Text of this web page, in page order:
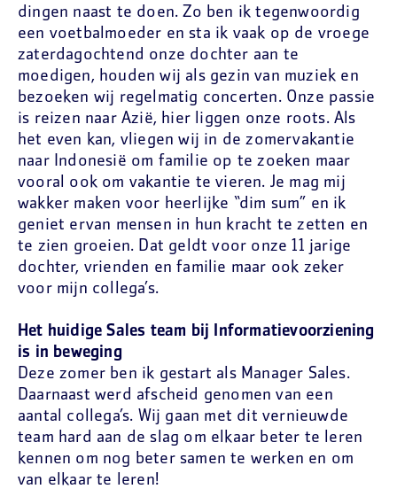
dingen naast te doen. Zo ben ik tegenwoordig
een voetbalmoeder en sta ik vaak op de vroege
zaterdagochtend onze dochter aan te
moedigen, houden wij als gezin van muziek en
bezoeken wij regelmatig concerten. Onze passie
is reizen naar Azië, hier liggen onze roots. Als
het even kan, vliegen wij in de zomervakantie
naar Indonesië om familie op te zoeken maar
vooral ook om vakantie te vieren. Je mag mij
wakker maken voor heerlijke “dim sum” en ik
geniet ervan mensen in hun kracht te zetten en
te zien groeien. Dat geldt voor onze 11 jarige
dochter, vrienden en familie maar ook zeker
voor mijn collega’s.
Het huidige Sales team bij Informatievoorziening
is in beweging
Deze zomer ben ik gestart als Manager Sales.
Daarnaast werd afscheid genomen van een
aantal collega’s. Wij gaan met dit vernieuwde
team hard aan de slag om elkaar beter te leren
kennen om nog beter samen te werken en om
van elkaar te leren!